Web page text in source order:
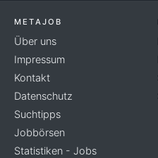
METAJOB
Über uns
Impressum
Kontakt
Datenschutz
Suchtipps
Jobbörsen
Statistiken - Jobs